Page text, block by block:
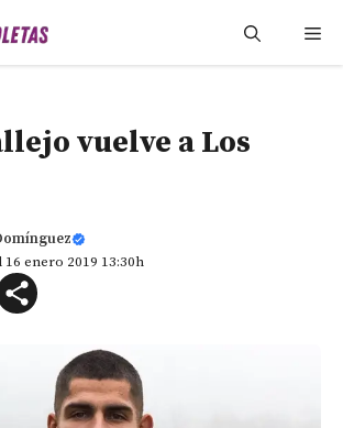
vuelve a Los
enero 2019 13:30h